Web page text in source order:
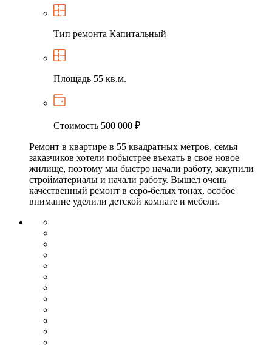
Тип ремонта Капитальный
Площадь 55 кв.м.
Стоимость 500 000 ₽
Ремонт в квартире в 55 квадратных метров, семья
заказчиков хотели побыстрее въехать в свое новое
жилище, поэтому мы быстро начали работу, закупили
стройматериалы и начали работу. Вышел очень
качественный ремонт в серо-белых тонах, особое
внимание уделили детской комнате и мебели.